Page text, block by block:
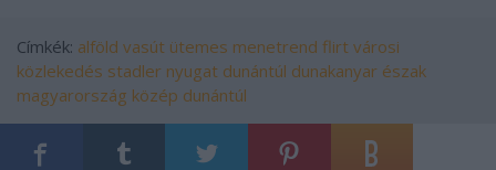
Címkék: alföld vasút ütemes menetrend flirt városi
közlekedés stadler nyugat dunántúl dunakanyar észak
magyarország közép dunántúl